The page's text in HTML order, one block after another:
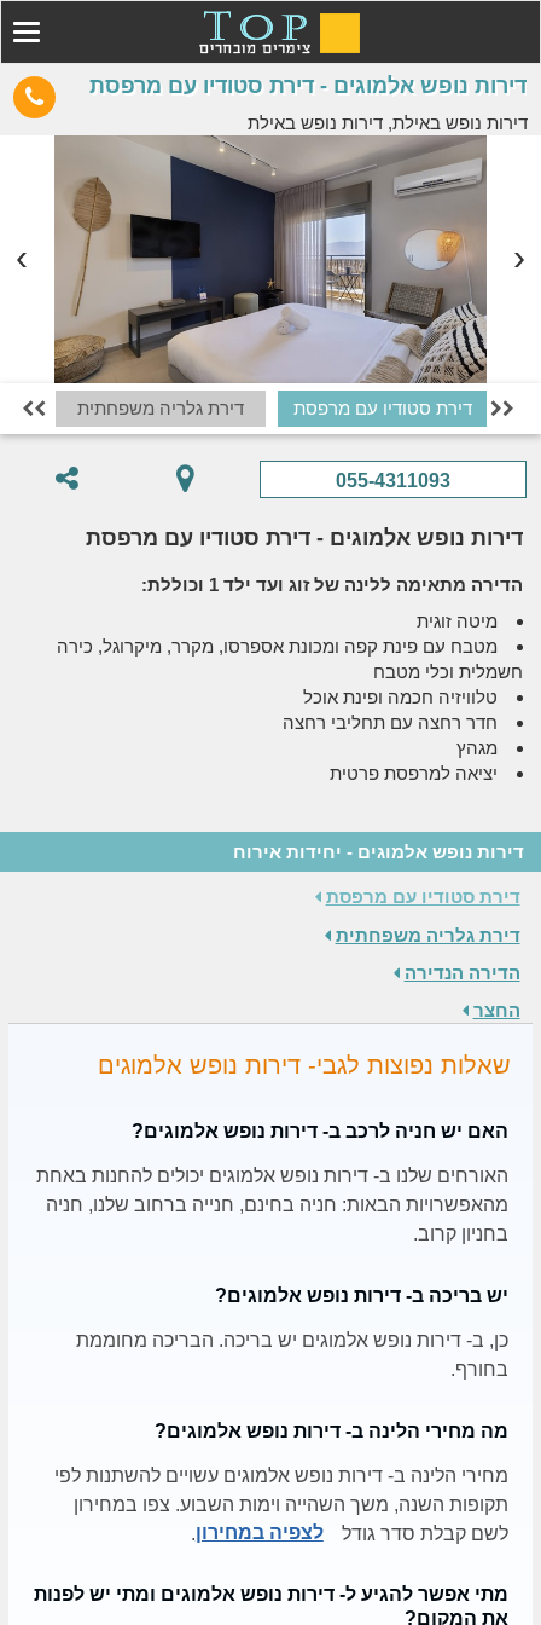
דירות נופש אלמוגים - דירת סטודיו עם מרפסת
דירות נופש באילת, דירות נופש באילת
דירת סטודיו עם מרפסת דירת גלריה משפחתית 

055-4311093
דירות נופש אלמוגים - דירת סטודיו עם מרפסת
הדירה מתאימה ללינה של זוג ועד ילד 1 וכוללת:
מיטה זוגית
מטבח עם פינת קפה ומכונת אספרסו, מקרר, מיקרוגל, כירה
חשמלית וכלי מטבח
טלוויזיה חכמה ופינת אוכל
חדר רחצה עם תחליבי רחצה
מגהץ
יציאה למרפסת פרטית
דירות נופש אלמוגים - יחידות אירוח
דירת סטודיו עם מרפסת
דירת גלריה משפחתית
הדירה הנדירה
החצר
שאלות נפוצות לגבי- דירות נופש אלמוגים
האם יש חניה לרכב ב- דירות נופש אלמוגים?
האורחים שלנו ב- דירות נופש אלמוגים יכולים להחנות באחת
מהאפשרויות הבאות: חניה בחינם, חנייה ברחוב שלנו, חניה
בחניון קרוב.
יש בריכה ב- דירות נופש אלמוגים?
כן, ב- דירות נופש אלמוגים יש בריכה. הבריכה מחוממת
בחורף.
מה מחירי הלינה ב- דירות נופש אלמוגים?
מחירי הלינה ב- דירות נופש אלמוגים עשויים להשתנות לפי
תקופות השנה, משך השהייה וימות השבוע. צפו במחירון
לשם קבלת סדר גודל
לצפיה במחירון.
מתי אפשר להגיע ל- דירות נופש אלמוגים ומתי יש לפנות
את המקום?